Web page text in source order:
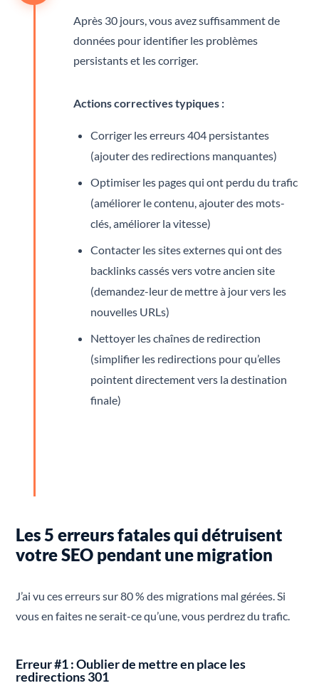
Après 30 jours, vous avez suffisamment de
données pour identifier les problèmes
persistants et les corriger.
Actions correctives typiques :
Corriger les erreurs 404 persistantes
(ajouter des redirections manquantes)
Optimiser les pages qui ont perdu du trafic
(améliorer le contenu, ajouter des mots-
clés, améliorer la vitesse)
Contacter les sites externes qui ont des
backlinks cassés vers votre ancien site
(demandez-leur de mettre à jour vers les
nouvelles URLs)
Nettoyer les chaînes de redirection
(simplifier les redirections pour qu’elles
pointent directement vers la destination
finale)
Les 5 erreurs fatales qui détruisent
votre SEO pendant une migration
J’ai vu ces erreurs sur 80 % des migrations mal gérées. Si
vous en faites ne serait-ce qu’une, vous perdrez du trafic.
Erreur #1 : Oublier de mettre en place les
redirections 301